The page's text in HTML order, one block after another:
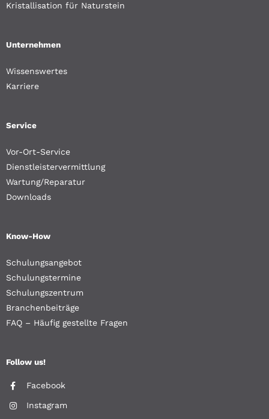
Kristallisation für Naturstein
Unternehmen
Wissenswertes
Karriere
Service
Vor-Ort-Service
Dienstleistervermittlung
Wartung/Reparatur
Downloads
Know-How
Schulungsangebot
Schulungstermine
Schulungszentrum
Branchenbeiträge
FAQ – Häufig gestellte Fragen
Follow us!
Facebook
Instagram